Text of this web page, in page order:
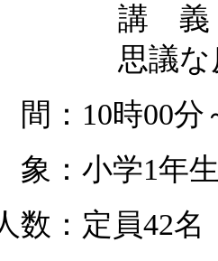
講 義
思議
10時00分
小学1年生
数：定員42